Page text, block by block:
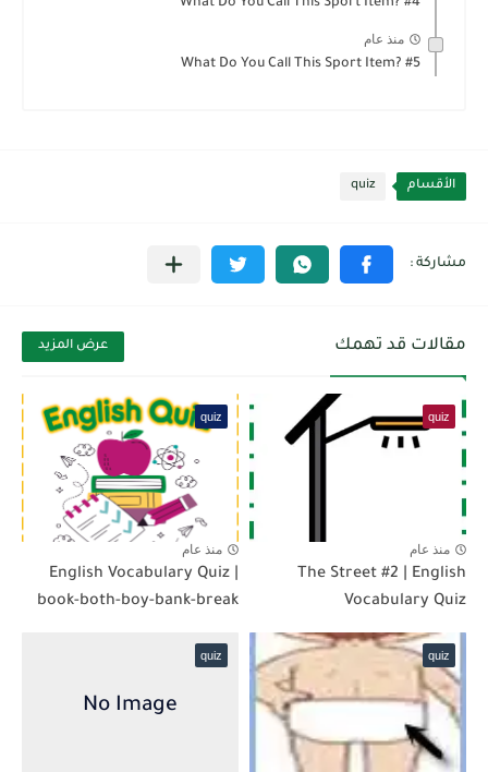
What Do You Call This Sport Item? #4
منذ عام
What Do You Call This Sport Item? #5
الأقسام quiz
مقالات قد تهمك عرض المزيد
quiz
منذ عام
The Street #2 | English
Vocabulary Quiz
quiz
منذ عام
English Vocabulary Quiz |
book-both-boy-bank-break
quiz
quiz